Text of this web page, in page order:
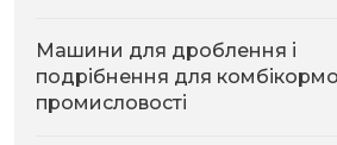
Машини для дроблення і
подрібнення для
промисловості